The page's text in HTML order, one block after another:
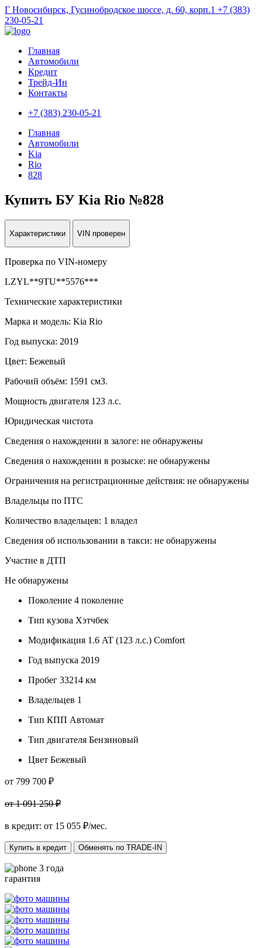
Г Новосибирск, Гусинобродское шоссе, д. 60, корп.1 +7 (383)
230-05-21
Главная
Автомобили
Кредит
Трейд-Ин
Контакты
+7 (383) 230-05-21
Главная
Автомобили
Kia
Rio
828
Купить БУ Kia Rio №828
Характеристики VIN проверен
Проверка по VIN-номеру
LZYL**9TU**5576***
Технические характеристики
Марка и модель: Kia Rio
Год выпуска: 2019
Цвет: Бежевый
Рабочий объём: 1591 см3.
Мощность двигателя 123 л.с.
Юридическая чистота
Сведения о нахождении в залоге: не обнаружены
Сведения о нахождении в розыске: не обнаружены
Ограничения на регистрационные действия: не обнаружены
Владельцы по ПТС
Количество владельцев: 1 владел
Сведения об использовании в такси: не обнаружены
Участие в ДТП
Не обнаружены
Поколение 4 поколение
Тип кузова Хэтчбек
Модификация 1.6 AT (123 л.с.) Comfort
Год выпуска 2019
Пробег 33214 км
Владельцев 1
Тип КПП Автомат
Тип двигателя Бензиновый
Цвет Бежевый
от 799 700 ₽
от 1 091 250 ₽
в кредит: от 15 055 ₽/мес.
Купить в кредит Обменять по TRADE-IN
3 года
гарантия